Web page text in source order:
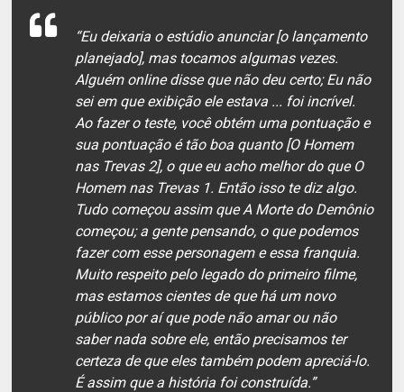
“Eu deixaria o estúdio anunciar [o lançamento
planejado], mas tocamos algumas vezes.
Alguém online disse que não deu certo; Eu não
sei em que exibição ele estava ... foi incrível.
Ao fazer o teste, você obtém uma pontuação e
sua pontuação é tão boa quanto [O Homem
nas Trevas 2], o que eu acho melhor do que O
Homem nas Trevas 1. Então isso te diz algo.
Tudo começou assim que A Morte do Demônio
começou; a gente pensando, o que podemos
fazer com esse personagem e essa franquia.
Muito respeito pelo legado do primeiro filme,
mas estamos cientes de que há um novo
público por aí que pode não amar ou não
saber nada sobre ele, então precisamos ter
certeza de que eles também podem apreciá-lo.
É assim que a história foi construída.”